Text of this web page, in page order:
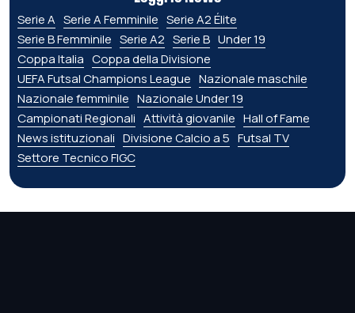
Serie A Serie A Femminile Serie A2 Élite
Serie B Femminile Serie A2 Serie B Under 19
Coppa Italia Coppa della Divisione
UEFA Futsal Champions League Nazionale maschile
Nazionale femminile Nazionale Under 19
Campionati Regionali Attività giovanile Hall of Fame
News istituzionali Divisione Calcio a 5 Futsal TV
Settore Tecnico FIGC